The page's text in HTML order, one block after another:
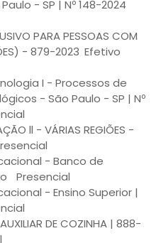
- SP | Nº 148-2024
PARA PESSOAS COM
- 879-2023 Efetivo
I - Processos de
- São Paulo - SP | Nº
ll - VÁRIAS REGIÕES -
- Banco de
Presencial
- Ensino Superior |
DE COZINHA | 888-